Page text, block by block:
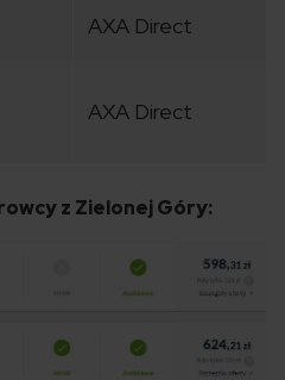
AXA Direct
AXA Direct
z Zielonej Góry: